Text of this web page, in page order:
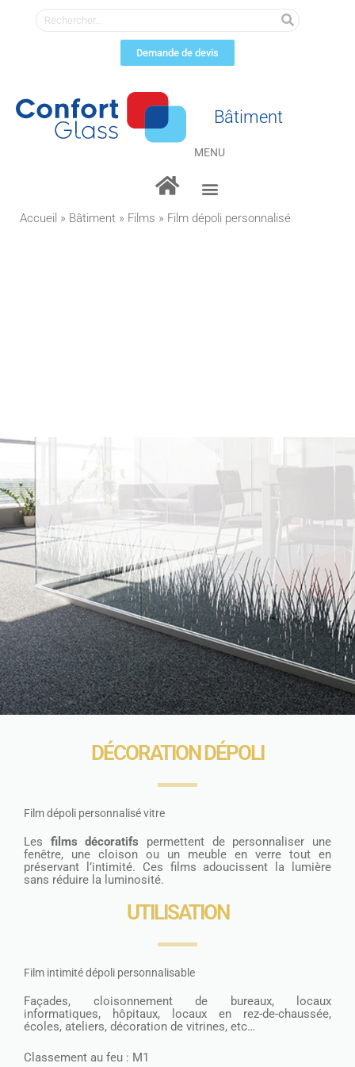
Demande de devis
Bâtiment
MENU
Accueil » Bâtiment » Films » Film dépoli personnalisé
DÉCORATION DÉPOLI
Film dépoli personnalisé vitre
Les films décoratifs permettent de personnaliser une
fenêtre, une cloison ou un meuble en verre tout en
préservant l’intimité. Ces films adoucissent la lumière
sans réduire la luminosité.
UTILISATION
Film intimité dépoli personnalisable
Façades, cloisonnement de bureaux, locaux
informatiques, hôpitaux, locaux en rez-de-chaussée,
écoles, ateliers, décoration de vitrines, etc…
Classement au feu : M1